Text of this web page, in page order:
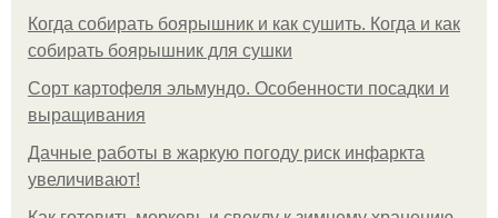
Когда собирать боярышник и как сушить. Когда и как
собирать боярышник для сушки
Сорт картофеля эльмундо. Особенности посадки и
выращивания
Дачные работы в жаркую погоду риск инфаркта
увеличивают!